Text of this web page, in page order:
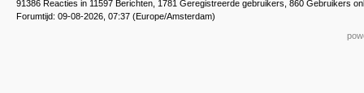
91386 Reacties in 11597 Berichten, 1781 Geregistreerde gebruikers, 860 Gebruikers
Forumtijd: 09-08-2026, 07:37 (Europe/Amsterdam)